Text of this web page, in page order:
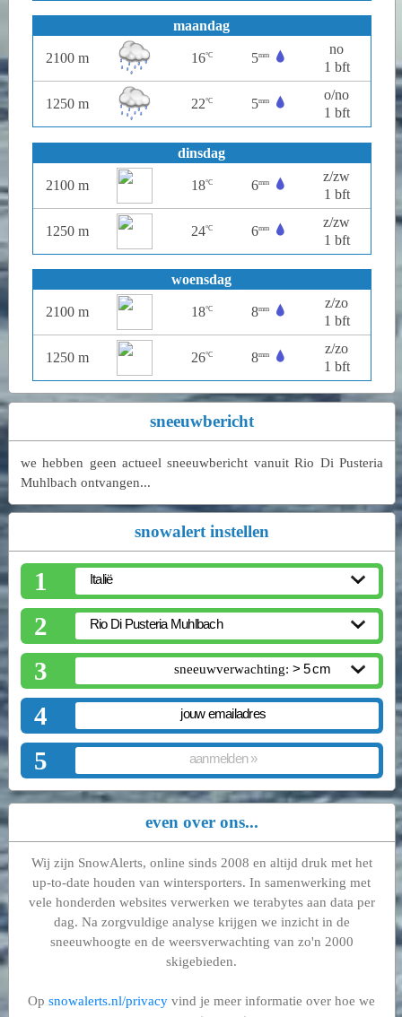
maandag
2100 m 16°C 5mm
no
1 bft
1250 m 22°C 5mm
o/no
1 bft
dinsdag
2100 m 18°C 6mm
z/zw
1 bft
1250 m 24°C 6mm
z/zw
1 bft
woensdag
2100 m 18°C 8mm
z/zo
1 bft
1250 m 26°C 8mm
z/zo
1 bft
sneeuwbericht
we hebben geen actueel sneeuwbericht vanuit Rio Di Pusteria
Muhlbach ontvangen...
snowalert instellen
1
2
3
sneeuwverwachting:
4
5
even over ons...
Wij zijn SnowAlerts, online sinds 2008 en altijd druk met het
up-to-date houden van wintersporters. In samenwerking met
vele honderden websites verwerken we terabytes aan data per
dag. Na zorgvuldige analyse krijgen we inzicht in de
sneeuwhoogte en de weersverwachting van zo'n 2000
skigebieden.
Opsnowalerts.nl/privacy vind je meer informatie over hoe we